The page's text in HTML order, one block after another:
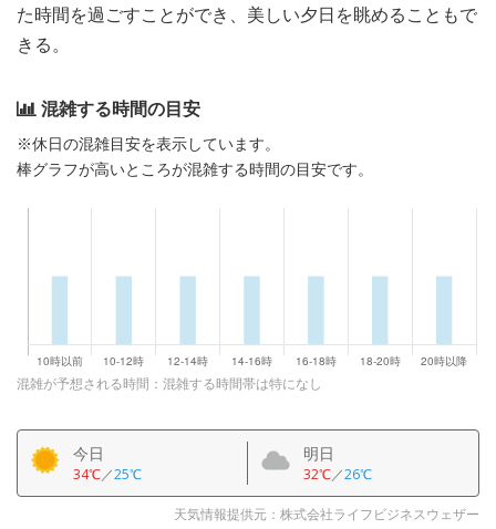
た時間を過ごすことができ、美しい夕日を眺めることもで
きる。
混雑する時間の目安
※休日の混雑目安を表示しています。
棒グラフが高いところが混雑する時間の目安です。
混雑が予想される時間：混雑する時間帯は特になし
今日
34℃／25℃
明日
32℃／26℃
天気情報提供元：株式会社ライフビジネスウェザー